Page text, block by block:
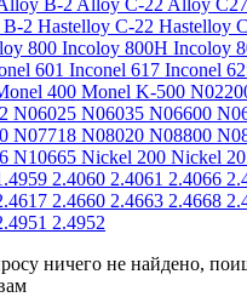
B-2 Alloy C-22 Alloy
B-2 Hastelloy C-22 Hastelloy
800 Incoloy 800H Incoloy
601 Inconel 617 Inconel
400 Monel K-500
N06025 N06035 N06600
N07718 N08020 N08800
N10665 Nickel 200 Nickel
2.4060 2.4061 2.4066
2.4660 2.4663 2.4668
2.4952
ничего не найдено,